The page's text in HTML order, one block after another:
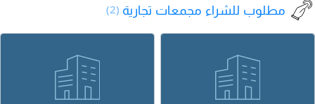
ترخيص المستأجر.مطلوب للشراء مجمعات تجارية (2)